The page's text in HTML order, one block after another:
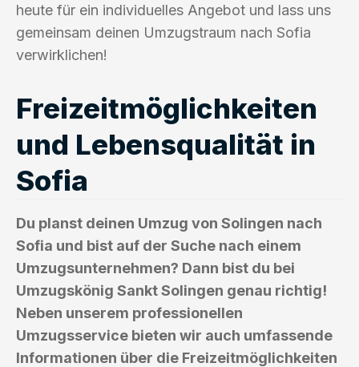
heute für ein individuelles Angebot und lass uns
gemeinsam deinen Umzugstraum nach Sofia
verwirklichen!
Freizeitmöglichkeiten
und Lebensqualität in
Sofia
Du planst deinen Umzug von Solingen nach
Sofia und bist auf der Suche nach einem
Umzugsunternehmen? Dann bist du bei
Umzugskönig Sankt Solingen genau richtig!
Neben unserem professionellen
Umzugsservice bieten wir auch umfassende
Informationen über die Freizeitmöglichkeiten